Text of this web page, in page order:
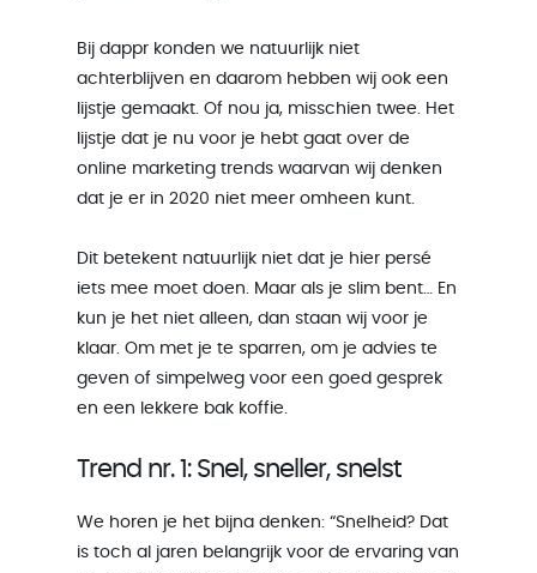
Bij dappr konden we natuurlijk niet
achterblijven en daarom hebben wij ook een
lijstje gemaakt. Of nou ja, misschien twee. Het
lijstje dat je nu voor je hebt gaat over de
online marketing trends waarvan wij denken
dat je er in 2020 niet meer omheen kunt.
Dit betekent natuurlijk niet dat je hier persé
iets mee moet doen. Maar als je slim bent… En
kun je het niet alleen, dan staan wij voor je
klaar. Om met je te sparren, om je advies te
geven of simpelweg voor een goed gesprek
en een lekkere bak koffie.
Trend nr. 1: Snel, sneller, snelst
We horen je het bijna denken: “Snelheid? Dat
is toch al jaren belangrijk voor de ervaring van